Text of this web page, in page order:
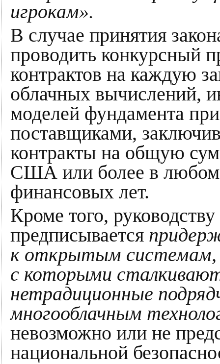
игрокам».
В случае принятия
проводить конкурсный
контрактов на каждую
облачных вычислений,
моделей фундамента
поставщиками,
контракты на общую
США или более в
финансовых лет.
Кроме того,
предписывается
к открытым системам,
с которыми
нетрадиционные
многооблачным
невозможно или не
национальной